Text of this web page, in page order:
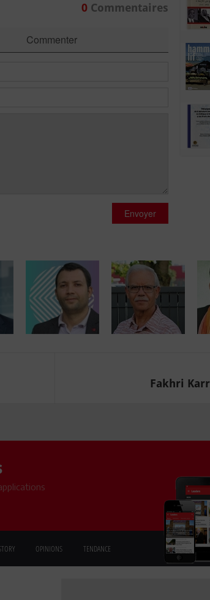
0Commentaires
Commenter
Envoyer
Fakhri
OPINIONS TENDANCE